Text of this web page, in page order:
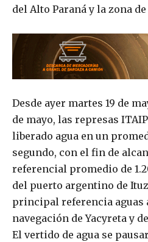
del Alto Paraná y la zona de
Desde ayer martes 19 de
de mayo, las represas
liberado agua en un
segundo, con el fin de
referencial promedio de
del puerto argentino de
principal referencia aguas
navegación de Yacyreta y
El vertido de agua se